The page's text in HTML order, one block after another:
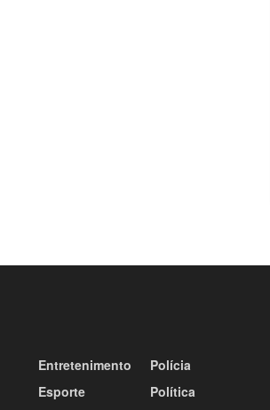
Entretenimento
Esporte
Polícia
Política